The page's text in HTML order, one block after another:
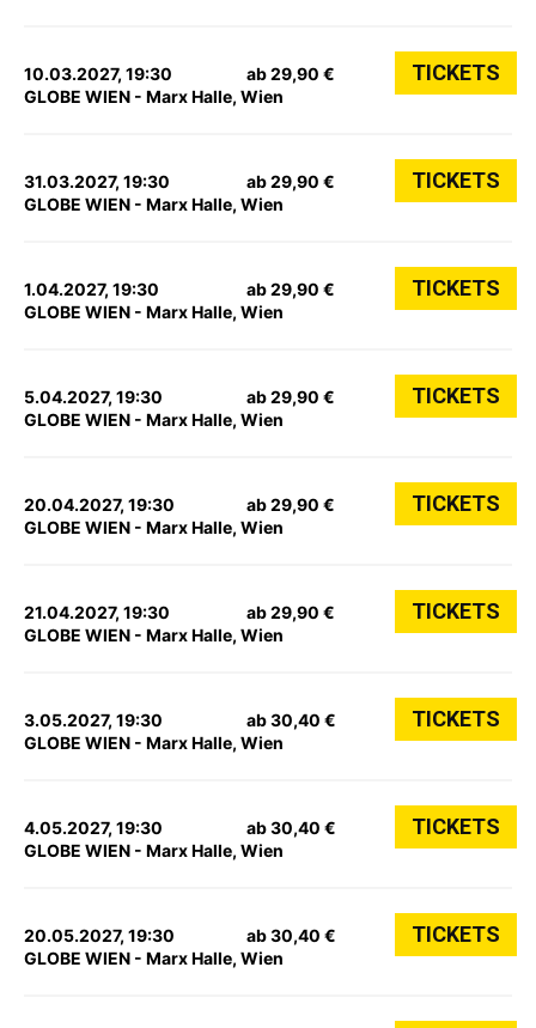
10.03.2027, 19:30
GLOBE WIEN - Marx Halle, Wien
ab 29,90 € TICKETS
31.03.2027, 19:30
GLOBE WIEN - Marx Halle, Wien
ab 29,90 € TICKETS
1.04.2027, 19:30
GLOBE WIEN - Marx Halle, Wien
ab 29,90 € TICKETS
5.04.2027, 19:30
GLOBE WIEN - Marx Halle, Wien
ab 29,90 € TICKETS
20.04.2027, 19:30
GLOBE WIEN - Marx Halle, Wien
ab 29,90 € TICKETS
21.04.2027, 19:30
GLOBE WIEN - Marx Halle, Wien
ab 29,90 € TICKETS
3.05.2027, 19:30
GLOBE WIEN - Marx Halle, Wien
ab 30,40 € TICKETS
4.05.2027, 19:30
GLOBE WIEN - Marx Halle, Wien
ab 30,40 € TICKETS
20.05.2027, 19:30
GLOBE WIEN - Marx Halle, Wien
ab 30,40 € TICKETS